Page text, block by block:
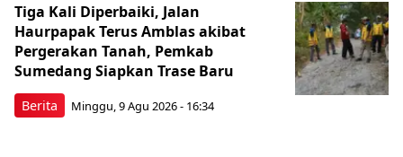
Berita
Tiga Kali Diperbaiki, Jalan
Haurpapak Terus Amblas akibat
Pergerakan Tanah, Pemkab
Sumedang Siapkan Trase Baru
Minggu, 9 Agu 2026 - 16:34